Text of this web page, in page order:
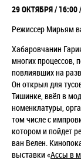
29 ОКТЯБРЯ /
Режиссер Мирьям
Хабаровчанин
многих процессов,
повлиявших на
Он открыл для
Тишинке, ввёл в
номенклатуры,
том числе с
котором и пойдет
ван Велен.
выставки «Ассы в